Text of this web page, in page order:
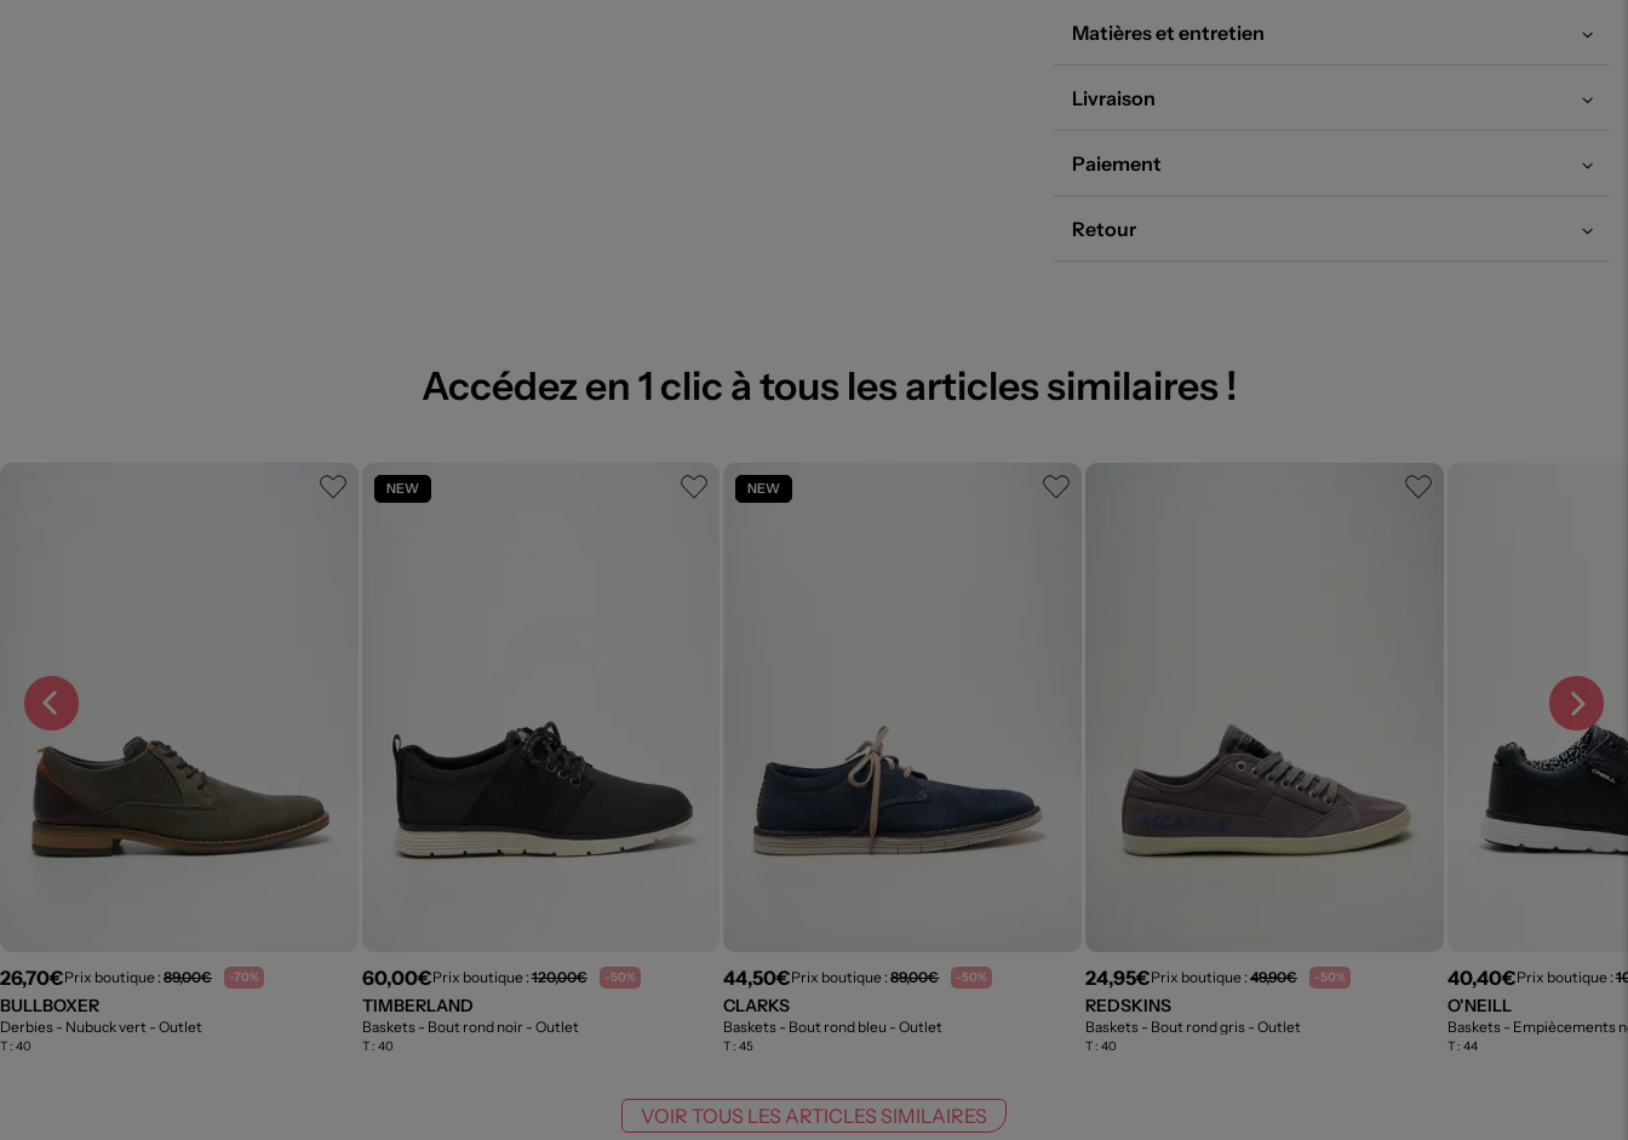
Matières et entretien
Livraison
Paiement
Retour
Accédez en 1 clic à tous les articles similaires !
26,70€Prix boutique : 89,00€ -70%
BULLBOXER
Derbies - Nubuck vert - Outlet
T : 40
NEW
60,00€Prix boutique :120,00€ -50%
TIMBERLAND
Baskets - Bout rond noir - Outlet
T : 40
NEW
44,50€Prix boutique :89,00€ -50%
CLARKS
Baskets - Bout rond bleu - Outlet
T :45
24,95€Prix boutique :49,90€ -50%
REDSKINS
Baskets - Bout rond gris - Outlet
T :40
40,40€Prix boutique :
O'NEILL
Baskets - Empiècements
T : 44
VOIR TOUS LES ARTICLES SIMILAIRES